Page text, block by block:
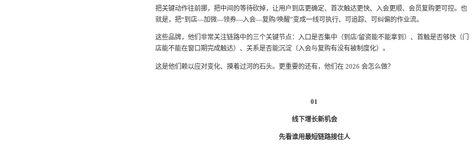
把关键动作往前挪，把中间的等待砍掉，让用户到店更确定、首次触达更快、入会更顺、会员复购更可控。也
就是，把“到店—加微—领券—入会—复购/唤醒”变成一线可执行、可追踪、可纠偏的作业流。
这些品牌，他们非常关注链路中的三个关键节点：入口是否集中（到店/留资能不能拿到）、首触是否够快（门
店能不能在窗口期完成触达）、关系是否能沉淀（入会与复购有没有被制度化）。
这是他们赖以应对变化、摸着过河的石头。更重要的还有，他们在 2026 会怎么做？
01
线下增长新机会
先看谁用最短链路接住人